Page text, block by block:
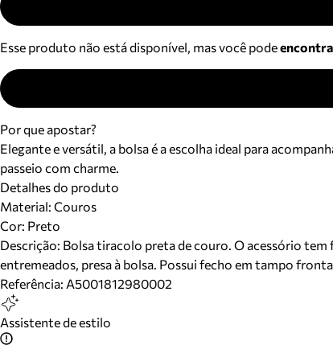
Esse produto não está disponível, mas você pode
Por que apostar?
Elegante e versátil, a bolsa é a escolha ideal para
passeio com charme.
Detalhes do produto
Material: Couros
Cor: Preto
Descrição: Bolsa tiracolo preta de couro. O acessório
entremeados, presa à bolsa. Possui fecho em tampo
Referência: A5001812980002
Assistente de estilo